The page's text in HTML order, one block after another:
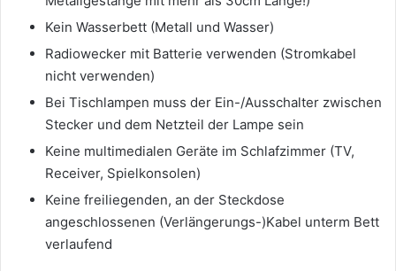
Kein Wasserbett (Metall und Wasser)
Radiowecker mit Batterie verwenden (Stromkabel
nicht verwenden)
Bei Tischlampen muss der Ein-/Ausschalter zwischen
Stecker und dem Netzteil der Lampe sein
Keine multimedialen Geräte im Schlafzimmer (TV,
Receiver, Spielkonsolen)
Keine freiliegenden, an der Steckdose
angeschlossenen (Verlängerungs-)Kabel unterm Bett
verlaufend